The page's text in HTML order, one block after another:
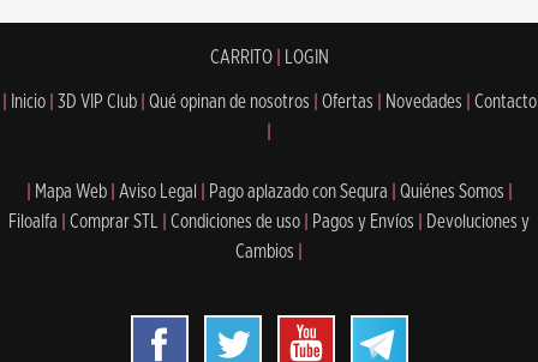
CARRITO| LOGIN
Inicio 3D VIP Club Qué opinan de nosotros Ofertas Novedades
Contacto
Mapa Web Aviso Legal Pago aplazado con Sequra Quiénes Somos
Filoalfa
Comprar STL Condiciones de uso Pagos y Envíos
Devoluciones y
Cambios